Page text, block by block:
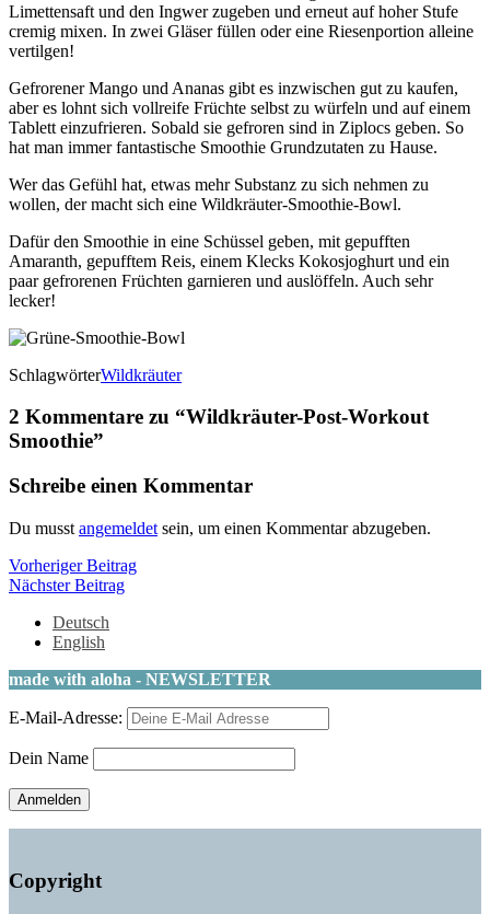
Limettensaft und den Ingwer zugeben und erneut auf hoher Stufe
cremig mixen. In zwei Gläser füllen oder eine Riesenportion alleine
vertilgen!
Gefrorener Mango und Ananas gibt es inzwischen gut zu kaufen,
aber es lohnt sich vollreife Früchte selbst zu würfeln und auf einem
Tablett einzufrieren. Sobald sie gefroren sind in Ziplocs geben. So
hat man immer fantastische Smoothie Grundzutaten zu Hause.
Wer das Gefühl hat, etwas mehr Substanz zu sich nehmen zu
wollen, der macht sich eine Wildkräuter-Smoothie-Bowl.
Dafür den Smoothie in eine Schüssel geben, mit gepufften
Amaranth, gepufftem Reis, einem Klecks Kokosjoghurt und ein
paar gefrorenen Früchten garnieren und auslöffeln. Auch sehr
lecker!
SchlagwörterWildkräuter
2 Kommentare zu “Wildkräuter-Post-Workout
Smoothie”
Schreibe einen Kommentar
Du musst angemeldet sein, um einen Kommentar abzugeben.
Beitragsnavigation
Vorheriger BeitragVorheriger
Nächster BeitragNächster
Deutsch
English
made with aloha - NEWSLETTER
E-Mail-Adresse:
Dein Name
Copyright